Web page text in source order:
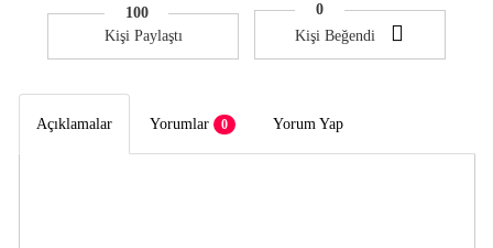
100
Kişi Paylaştı
0
Kişi Beğendi
Açıklamalar Yorumlar 0 Yorum Yap